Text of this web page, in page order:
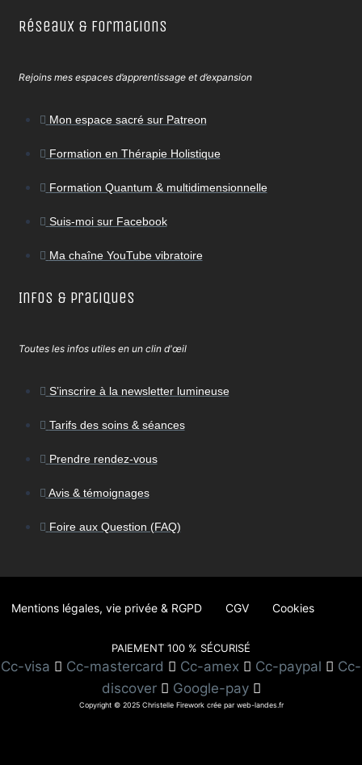
Réseaux & Formations
Rejoins mes espaces d’apprentissage et d’expansion
Mon espace sacré sur Patreon
Formation en Thérapie Holistique
Formation Quantum & multidimensionnelle
Suis-moi sur Facebook
Ma chaîne YouTube vibratoire
Infos & Pratiques
Toutes les infos utiles en un clin d'œil
S’inscrire à la newsletter lumineuse
Tarifs des soins & séances
Prendre rendez-vous
Avis & témoignages
Foire aux Question (FAQ)
Mentions légales, vie privée & RGPD CGV Cookies
PAIEMENT 100 % SÉCURISÉ
Cc-visa Cc-mastercard Cc-amex Cc-paypal
Cc-
discover
Google-pay
Copyright © 2025 Christelle Firework crée par web-landes.fr